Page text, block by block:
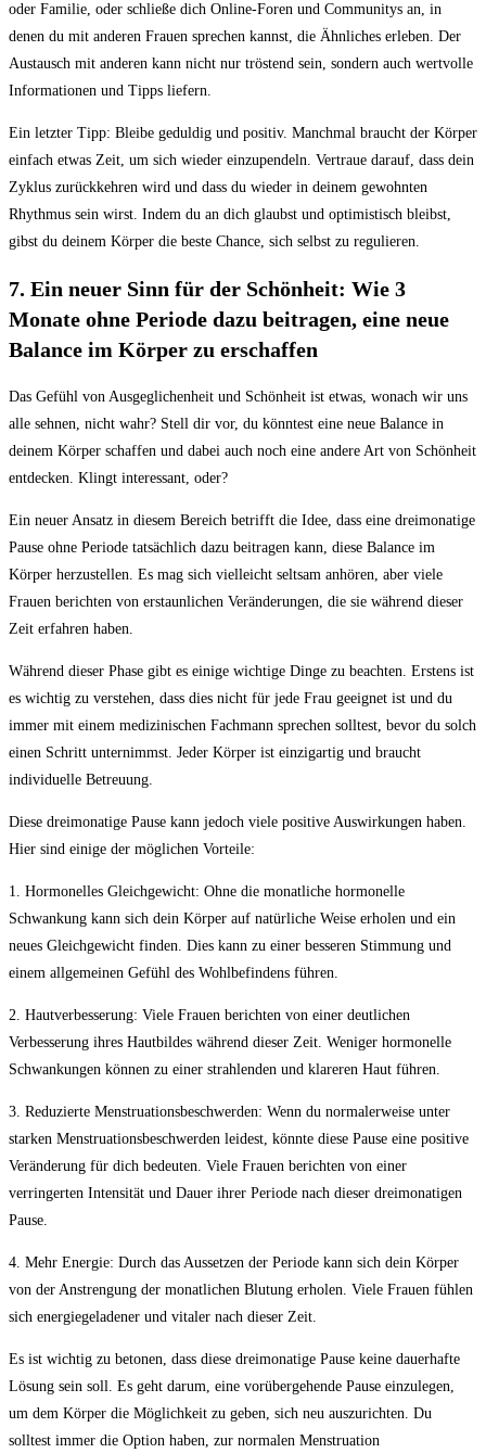
oder Familie, oder schließe dich Online-Foren und Communitys an, in
denen du mit anderen Frauen sprechen kannst, die Ähnliches erleben. Der
Austausch mit anderen kann nicht nur tröstend sein, sondern auch wertvolle
Informationen und Tipps liefern.
Ein letzter Tipp: Bleibe geduldig und positiv. Manchmal braucht der Körper
einfach etwas Zeit, um sich wieder einzupendeln. Vertraue darauf, dass dein
Zyklus zurückkehren wird und dass du wieder in deinem gewohnten
Rhythmus sein wirst. Indem du an dich glaubst und optimistisch bleibst,
gibst du deinem Körper die beste Chance, sich selbst zu regulieren.
7. Ein neuer Sinn für der Schönheit: Wie 3
Monate ohne Periode dazu beitragen, eine neue
Balance im Körper zu erschaffen
Das Gefühl von Ausgeglichenheit und Schönheit ist etwas, wonach wir uns
alle sehnen, nicht wahr? Stell dir vor, du könntest eine neue Balance in
deinem Körper schaffen und dabei auch noch eine andere Art von Schönheit
entdecken. Klingt interessant, oder?
Ein neuer Ansatz in diesem Bereich betrifft die Idee, dass eine dreimonatige
Pause ohne Periode tatsächlich dazu beitragen kann, diese Balance im
Körper herzustellen. Es mag sich vielleicht seltsam anhören, aber viele
Frauen berichten von erstaunlichen Veränderungen, die sie während dieser
Zeit erfahren haben.
Während dieser Phase gibt es einige wichtige Dinge zu beachten. Erstens ist
es wichtig zu verstehen, dass dies nicht für jede Frau geeignet ist und du
immer mit einem medizinischen Fachmann sprechen solltest, bevor du solch
einen Schritt unternimmst. Jeder Körper ist einzigartig und braucht
individuelle Betreuung.
Diese dreimonatige Pause kann jedoch viele positive Auswirkungen haben.
Hier sind einige der möglichen Vorteile:
1. Hormonelles Gleichgewicht: Ohne die monatliche hormonelle
Schwankung kann sich dein Körper auf natürliche Weise erholen und ein
neues Gleichgewicht finden. Dies kann zu einer besseren Stimmung und
einem allgemeinen Gefühl des Wohlbefindens führen.
2. Hautverbesserung: Viele Frauen berichten von einer deutlichen
Verbesserung ihres Hautbildes während dieser Zeit. Weniger hormonelle
Schwankungen können zu einer strahlenden und klareren Haut führen.
3. Reduzierte Menstruationsbeschwerden: Wenn du normalerweise unter
starken Menstruationsbeschwerden leidest, könnte diese Pause eine positive
Veränderung für dich bedeuten. Viele Frauen berichten von einer
verringerten Intensität und Dauer ihrer Periode nach dieser dreimonatigen
Pause.
4. Mehr Energie: Durch das Aussetzen der Periode kann sich dein Körper
von der Anstrengung der monatlichen Blutung erholen. Viele Frauen fühlen
sich energiegeladener und vitaler nach dieser Zeit.
Es ist wichtig zu betonen, dass diese dreimonatige Pause keine dauerhafte
Lösung sein soll. Es geht darum, eine vorübergehende Pause einzulegen,
um dem Körper die Möglichkeit zu geben, sich neu auszurichten. Du
solltest immer die Option haben, zur normalen Menstruation